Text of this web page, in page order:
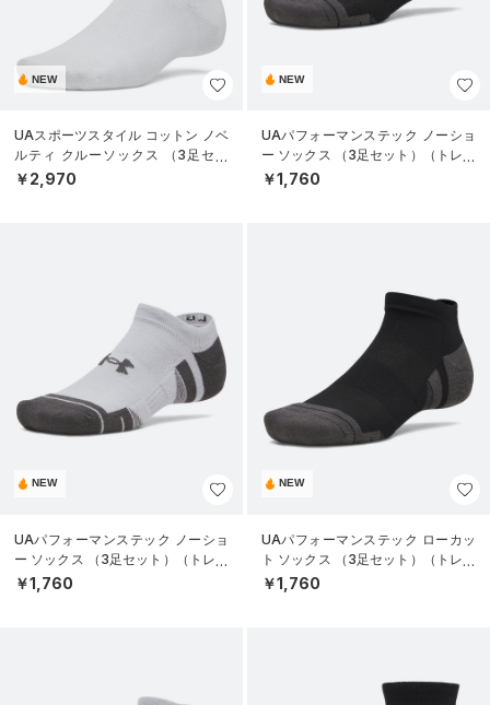
NEW
UAスポーツスタイル コットン ノベ
ルティ クルーソックス （3足セッ
ト）（トレーニング/UNISEX）
￥2,970
NEW
UAパフォーマンステック ノーショ
ー ソックス （3足セット）（トレー
ニング/UNISEX）
￥1,760
NEW
UAパフォーマンステック ノーショ
ー ソックス （3足セット）（トレー
ニング/UNISEX）
￥1,760
NEW
UAパフォーマンステック ローカッ
ト ソックス （3足セット）（トレー
ニング/UNISEX）
￥1,760